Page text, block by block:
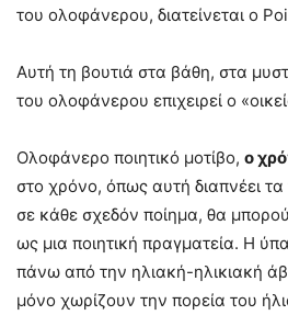
του ολοφάνερου, διατείνεται ο
Αυτή τη βουτιά στα βάθη, στα
του ολοφάνερου επιχειρεί ο
Ολοφάνερο ποιητικό μοτίβο, ο
στο χρόνο, όπως αυτή διαπνέει τα
σε κάθε σχεδόν ποίημα, θα
ως μια ποιητική πραγματεία. Η
πάνω από την ηλιακή-ηλικιακή
μόνο χωρίζουν την πορεία του